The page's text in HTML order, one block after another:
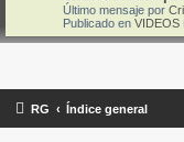
Último mensaje por
Publicado en VIDEOS
RG Índice general